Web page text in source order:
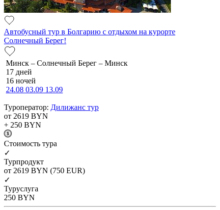
Автобусный тур в Болгарию с отдыхом на курорте
Солнечный Берег!
Минск – Солнечный Берег – Минск
17 дней
16 ночей
24.08 03.09 13.09
Туроператор: Дилижанс тур
от 2619 BYN
+ 250 BYN
Cтоимость тура
✓
Турпродукт
от 2619 BYN (750 EUR)
✓
Туруслуга
250 BYN